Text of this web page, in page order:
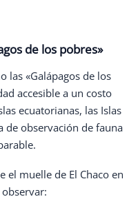
de los pobres»
las «Galápagos de los
accesible a un costo
ecuatorianas, las Islas
de observación de fauna
el muelle de El Chaco en